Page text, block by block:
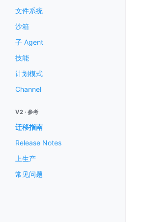
文件系统
沙箱
子 Agent
技能
计划模式
Channel
V2 · 参考
迁移指南
Release Notes
上生产
常见问题